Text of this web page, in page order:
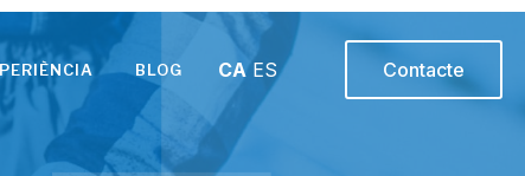
BLOG CA ES Contacte